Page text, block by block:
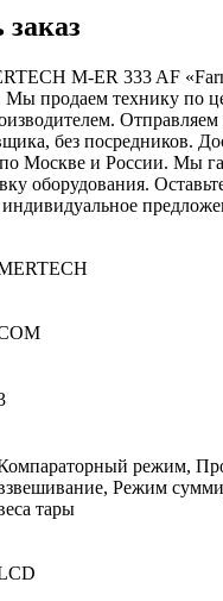
M-ER 333 AF
Мы продаем технику по
без посредников.
по Москве и России. Мы
оборудования.
режим,
Режим
тары